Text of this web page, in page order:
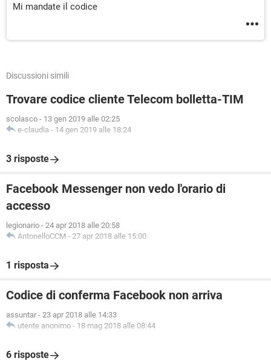
Mi mandate il codice
Discussioni simili
Trovare codice cliente Telecom bolletta-TIM
scolasco - 13 gen 2019 alle 02:25
e-claudia - 14 gen 2019 alle 18:24
3 risposte
Facebook Messenger non vedo l'orario di
accesso
legionario - 24 apr 2018 alle 20:58
AntonelloCCM - 27 apr 2018 alle 15:00
1 risposta
Codice di conferma Facebook non arriva
assuntar - 23 apr 2018 alle 14:33
utente anonimo - 18 mag 2018 alle 08:44
6 risposte